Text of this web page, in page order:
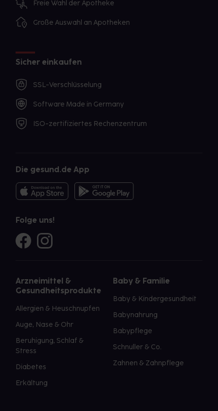
Freie Wahl der Apotheke
Große Auswahl an Apotheken
Sicher einkaufen
SSL-Verschlüsselung
Software Made in Germany
ISO-zertifiziertes Rechenzentrum
Die gesund.de App
Folge uns!
Arzneimittel &
Gesundheitsprodukte
Allergien & Heuschnupfen
Auge, Nase & Ohr
Beruhigung, Schlaf &
Stress
Diabetes
Erkältung
Baby & Familie
Baby & Kindergesundheit
Babynahrung
Babypflege
Schnuller & Co.
Zahnen & Zahnpflege